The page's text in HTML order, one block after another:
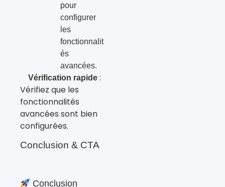
pour
configurer
les
fonctionnalit
és
avancées.
Vérification rapide :
Vérifiez que les
fonctionnalités
avancées sont bien
configurées.
Conclusion & CTA
Conclusion